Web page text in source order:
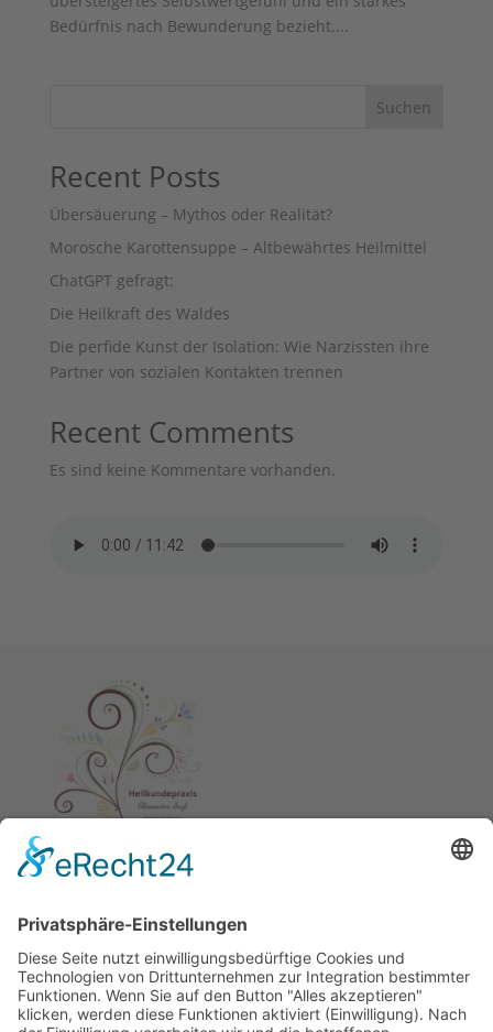
Bedürfnis nach Bewunderung bezieht....
Suchen
Recent Posts
Übersäuerung – Mythos oder Realität?
Morosche Karottensuppe – Altbewährtes Heilmittel
ChatGPT gefragt:
Die Heilkraft des Waldes
Die perfide Kunst der Isolation: Wie Narzissten ihre
Partner von sozialen Kontakten trennen
Recent Comments
Es sind keine Kommentare vorhanden.
Im Überblick